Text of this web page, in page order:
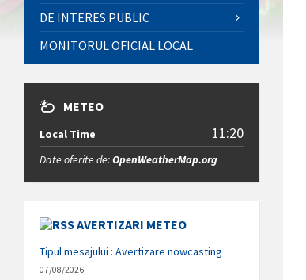
DE INTERES PUBLIC
MONITORUL OFICIAL LOCAL
METEO
Local Time 11:20
Date oferite de:OpenWeatherMap.org
AVERTIZARI METEO
Tipul mesajului : Avertizare nowcasting
07/08/2026